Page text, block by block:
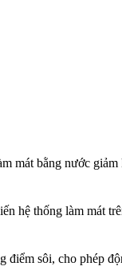
mát bằng nước
hệ thống làm mát
sôi, cho phép